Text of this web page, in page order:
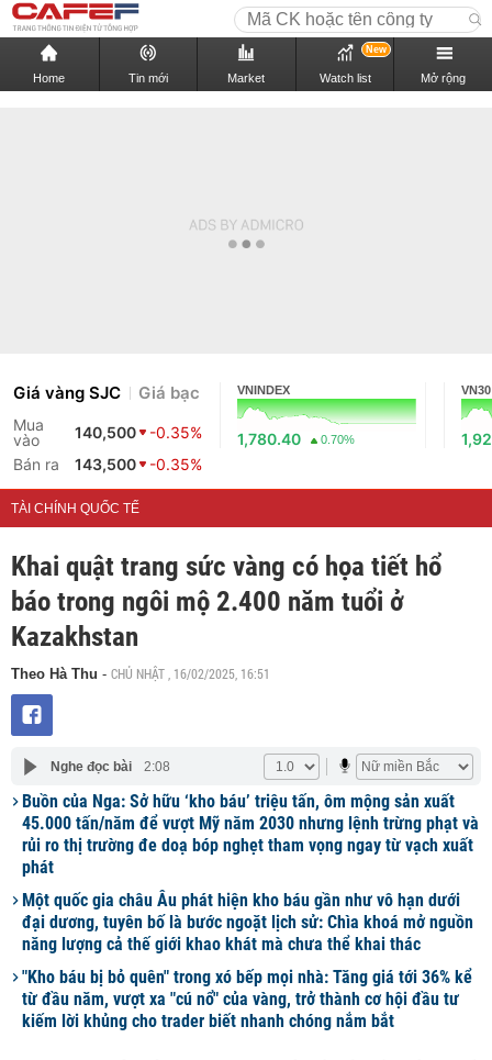
Home Tin mới Market Watch list
New
Mở rộng
Giá vàng SJC Giá bạc
Mua
vào
140,500
-0.35%
Bán ra
143,500 -0.35%
VNINDEX
1,780.40 0.70%
VN30
TÀI CHÍNH QUỐC TẾ
Khai quật trang sức vàng có họa tiết hổ
báo trong ngôi mộ 2.400 năm tuổi ở
Kazakhstan
Theo Hà Thu - CHỦ NHẬT , 16/02/2025, 16:51
Nghe đọc bài 2:08
Buồn của Nga: Sở hữu ‘kho báu’ triệu tấn, ôm mộng sản xuất
45.000 tấn/năm để vượt Mỹ năm 2030 nhưng lệnh trừng phạt và
rủi ro thị trường đe doạ bóp nghẹt tham vọng ngay từ vạch xuất
phát
Một quốc gia châu Âu phát hiện kho báu gần như vô hạn dưới
đại dương, tuyên bố là bước ngoặt lịch sử: Chìa khoá mở nguồn
năng lượng cả thế giới khao khát mà chưa thể khai thác
"Kho báu bị bỏ quên" trong xó bếp mọi nhà: Tăng giá tới 36% kể
từ đầu năm, vượt xa "cú nổ" của vàng, trở thành cơ hội đầu tư
kiếm lời khủng cho trader biết nhanh chóng nắm bắt